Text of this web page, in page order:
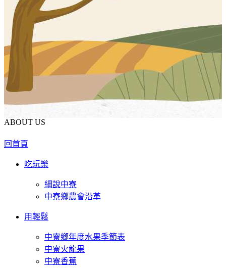
ABOUT US
回首頁
吃玩樂
細說中寮
中寮鄉農會沿革
用輕鬆
中寮鄉年度水果季節表
中寮火龍果
中寮香蕉